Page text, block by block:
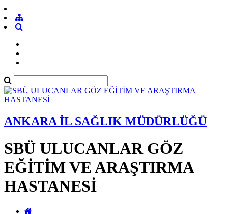
ANKARA İL SAĞLIK MÜDÜRLÜĞÜ
SBÜ ULUCANLAR GÖZ
EĞİTİM VE ARAŞTIRMA
HASTANESİ